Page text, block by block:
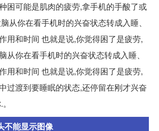
困可能是肌肉的疲劳,拿手机的手酸了或
从你在看手机时的兴奋状态转成入睡、
用和时间 也就是说,你觉得困了是疲劳,
从你在看手机时的兴奋状态转成入睡、
用和时间 也就是说,你觉得困了是疲劳,
过渡到要睡眠的状态,还停留在刚才兴奋
不能显示图像